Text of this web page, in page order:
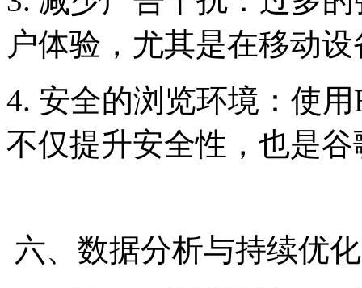
户体验，尤其是在移动
4. 安全的浏览环境：使
不仅提升安全性，也是
六、数据分析与持续优化